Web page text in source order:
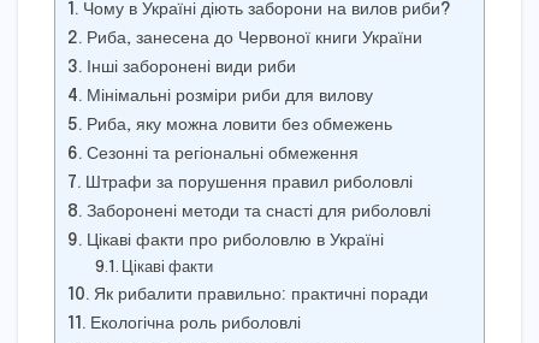
Чому в Україні діють заборони на вилов риби?
Риба, занесена до Червоної книги України
Інші заборонені види риби
Мінімальні розміри риби для вилову
Риба, яку можна ловити без обмежень
Сезонні та регіональні обмеження
Штрафи за порушення правил риболовлі
Заборонені методи та снасті для риболовлі
Цікаві факти про риболовлю в Україні
Цікаві факти
Як рибалити правильно: практичні поради
Екологічна роль риболовлі